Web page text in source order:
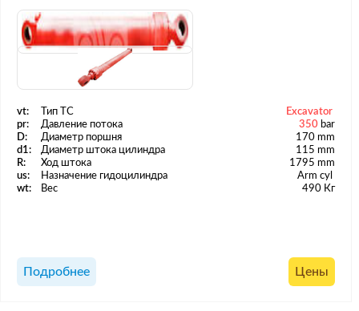
vt: Тип ТС
Excavator
pr:
Давление потока 350 bar
D:
Диаметр поршня
170 mm
d1:
Диаметр штока цилиндра
115 mm
R:
Ход штока
1795 mm
us:
Назначение гидоцилиндра
Arm cyl
wt:
Вес 490 Кг
Подробнее Цены